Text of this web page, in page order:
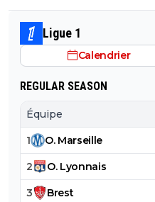
après un match
Ligue 1
Calendrier
REGULAR SEASON
Équipe
1 O. Marseille
2 O. Lyonnais
3 Brest